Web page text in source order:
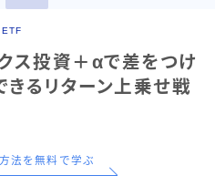
ETF
ス投資＋αで差をつけ
るリターン上乗せ戦
法を無料で学ぶ